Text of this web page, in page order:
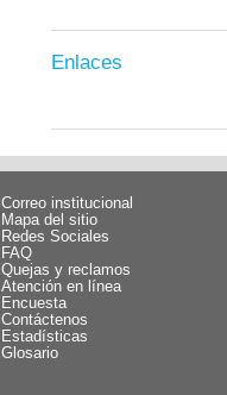
Enlaces
Correo institucional
Mapa del sitio
Redes Sociales
FAQ
Quejas y reclamos
Atención en línea
Encuesta
Contáctenos
Estadísticas
Glosario